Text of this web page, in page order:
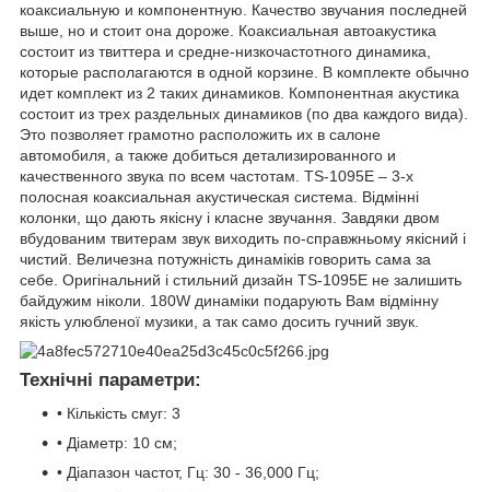
коаксиальную и компонентную. Качество звучания последней
выше, но и стоит она дороже. Коаксиальная автоакустика
состоит из твиттера и средне-низкочастотного динамика,
которые располагаются в одной корзине. В комплекте обычно
идет комплект из 2 таких динамиков. Компонентная акустика
состоит из трех раздельных динамиков (по два каждого вида).
Это позволяет грамотно расположить их в салоне
автомобиля, а также добиться детализированного и
качественного звука по всем частотам. TS-1095E – 3-х
полосная коаксиальная акустическая система. Відмінні
колонки, що дають якісну і класне звучання. Завдяки двом
вбудованим твитерам звук виходить по-справжньому якісний і
чистий. Величезна потужність динаміків говорить сама за
себе. Оригінальний і стильний дизайн TS-1095E не залишить
байдужим ніколи. 180W динаміки подарують Вам відмінну
якість улюбленої музики, а так само досить гучний звук.
Технічні параметри:
• Кількість смуг: 3
• Діаметр: 10 см;
• Діапазон частот, Гц: 30 - 36,000 Гц;